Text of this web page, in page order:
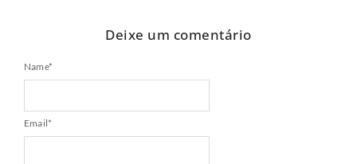
Deixe um comentário
Name*
Email*